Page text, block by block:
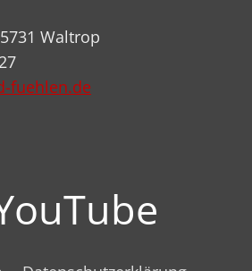
Waltrop
fuehlen.de